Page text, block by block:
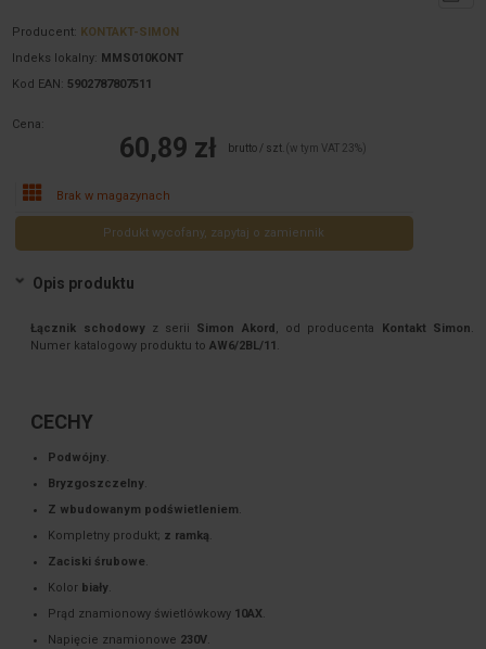
Producent: KONTAKT-SIMON
Indeks lokalny: MMS010KONT
Kod EAN: 5902787807511
Cena:
60,89 zł brutto / szt. (w tym VAT 23%)
Brak w magazynach
Produkt wycofany, zapytaj o zamiennik
Opis produktu
Łącznik schodowy z serii Simon Akord , od producenta Kontakt Simon.
Numer katalogowy produktu toAW6/2BL/11 .
CECHY
Podwójny.
Bryzgoszczelny.
Z wbudowanym podświetleniem.
Kompletny produkt; z ramką.
Zaciski śrubowe.
Kolor biały.
Prąd znamionowy świetlówkowy 10AX.
Napięcie znamionowe 230V.